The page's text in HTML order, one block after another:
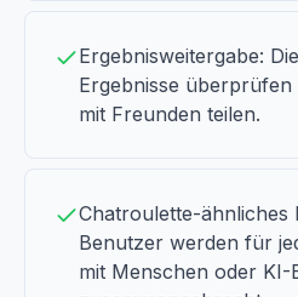
Ergebnisweitergabe:
Ergebnisse
mit Freunden teilen.
Chatroulette-ähnliches
Benutzer werden für
mit Menschen oder KI-